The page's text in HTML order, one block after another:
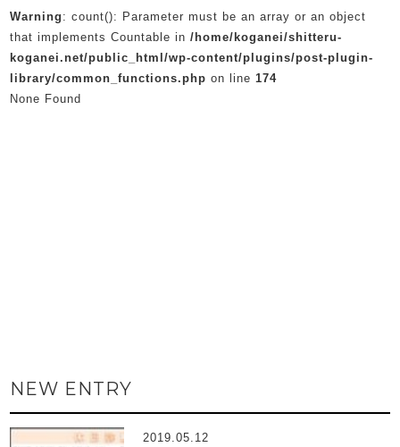
Warning : count(): Parameter must be an array or an object
that implements Countable in/home/koganei/shitteru-
koganei.net/public_html/wp-content/plugins/post-plugin-
library/common_functions.php on line174
None Found
NEW ENTRY
2019.05.12